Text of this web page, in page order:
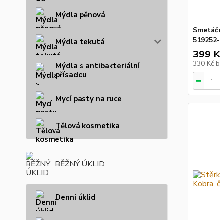
Mýdla pěnová
Mýdla tekutá
Mýdla s antibakteriální
přísadou
Mycí pasty na ruce
Tělová kosmetika
BĚŽNÝ ÚKLID
Denní úklid
399
330 Kč